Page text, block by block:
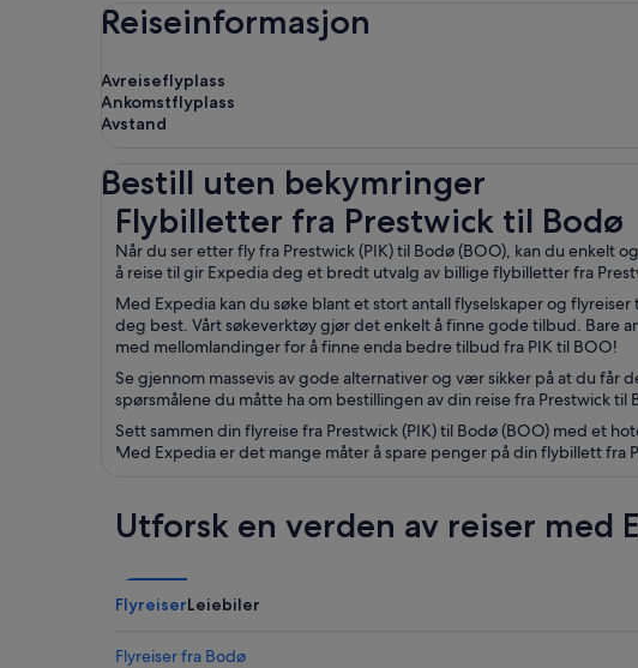
Reiseinformasjon
Avreiseflyplass
Ankomstflyplass
Avstand
Bestill uten bekymringer
Flybilletter fra Prestwick til Bodø
Når du ser etter fly fra Prestwick (PIK) til Bodø (BOO), kan du enkelt
å reise til gir Expedia deg et bredt utvalg av billige flybilletter fra
Med Expedia kan du søke blant et stort antall flyselskaper og
deg best. Vårt søkeverktøy gjør det enkelt å finne gode tilbud. Bare
med mellomlandinger for å finne enda bedre tilbud fra PIK til BOO!
Se gjennom massevis av gode alternativer og vær sikker på at du
spørsmålene du måtte ha om bestillingen av din reise fra Prestwick
Sett sammen din flyreise fra Prestwick (PIK) til Bodø (BOO) med et
Med Expedia er det mange måter å spare penger på din flybillett fra
Flybilletter fra Prestwick til Bodø
Utforsk en verden av reiser med
FlyreiserLeiebiler
Flyreiser fra Bodø